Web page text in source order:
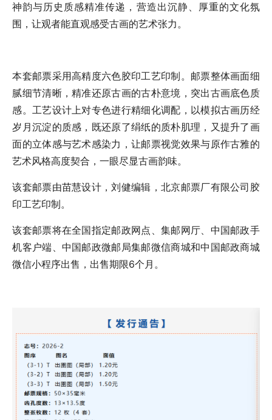
神韵与历史质感精准传递，营造出沉静、厚重的文化氛
围，让观者能直观感受古画的艺术张力。
本套邮票采用高精度六色胶印工艺印制。邮票整体画面细
腻细节清晰，精准还原古画的古朴意境，突出古画底色质
感。工艺设计上对专色进行精细化调配，以模拟古画历经
岁月沉淀的质感，既还原了绢纸的质朴肌理，又提升了画
面的立体感与艺术感染力，让邮票视觉效果与原作古雅的
艺术风格高度契合，一眼尽显古画韵味。
该套邮票由苗慧设计，刘健编辑，北京邮票厂有限公司胶
印工艺印制。
该套邮票将在全国指定邮政网点、集邮网厅、中国邮政手
机客户端、中国邮政微邮局集邮微信商城和中国邮政商城
微信小程序出售，出售期限6个月。